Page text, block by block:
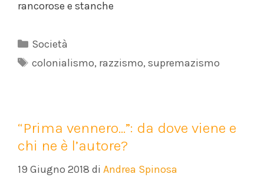
rancorose e stanche
Categorie
Società
Tag
colonialismo, razzismo, supremazismo
“Prima vennero…”: da dove viene e
chi ne è l’autore?
19 Giugno 2018 di Andrea Spinosa